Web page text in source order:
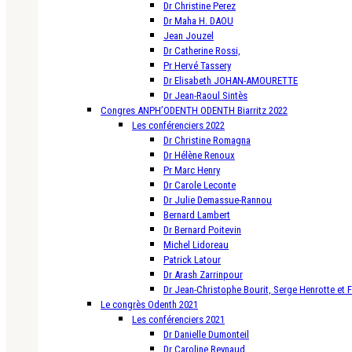
Dr Christine Perez
Dr Maha H. DAOU
Jean Jouzel
Dr Catherine Rossi,
Pr Hervé Tassery
Dr Elisabeth JOHAN-AMOURETTE
Dr Jean-Raoul Sintès
Congres ANPH’ODENTH ODENTH Biarritz 2022
Les conférenciers 2022
Dr Christine Romagna
Dr Hélène Renoux
Pr Marc Henry
Dr Carole Leconte
Dr Julie Demassue-Rannou
Bernard Lambert
Dr Bernard Poitevin
Michel Lidoreau
Patrick Latour
Dr Arash Zarrinpour
Dr Jean-Christophe Bourit, Serge Henrotte et
Le congrès Odenth 2021
Les conférenciers 2021
Dr Danielle Dumonteil
Dr Caroline Reynaud